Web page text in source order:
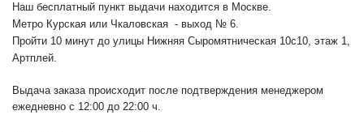
Наш бесплатный пункт выдачи находится в Москве.
Метро Курская или Чкаловская - выход № 6.
Пройти 10 минут до улицы Нижняя Сыромятническая 10с10, этаж 1,
Артплей.
Выдача заказа происходит после подтверждения менеджером
ежедневно с 12:00 до 22:00 ч.